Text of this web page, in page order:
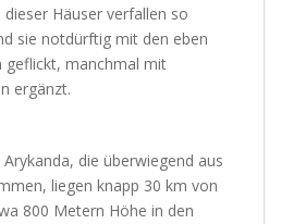
dieser Häuser verfallen so
sie notdürftig mit den eben
geflickt, manchmal mit
ergänzt.
die überwiegend aus
liegen knapp 30 km von
800 Metern Höhe in den